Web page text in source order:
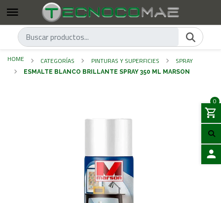
0
HOME CATEGORÍAS PINTURAS Y SUPERFICIES SPRAY
ESMALTE BLANCO BRILLANTE SPRAY 350 ML MARSON